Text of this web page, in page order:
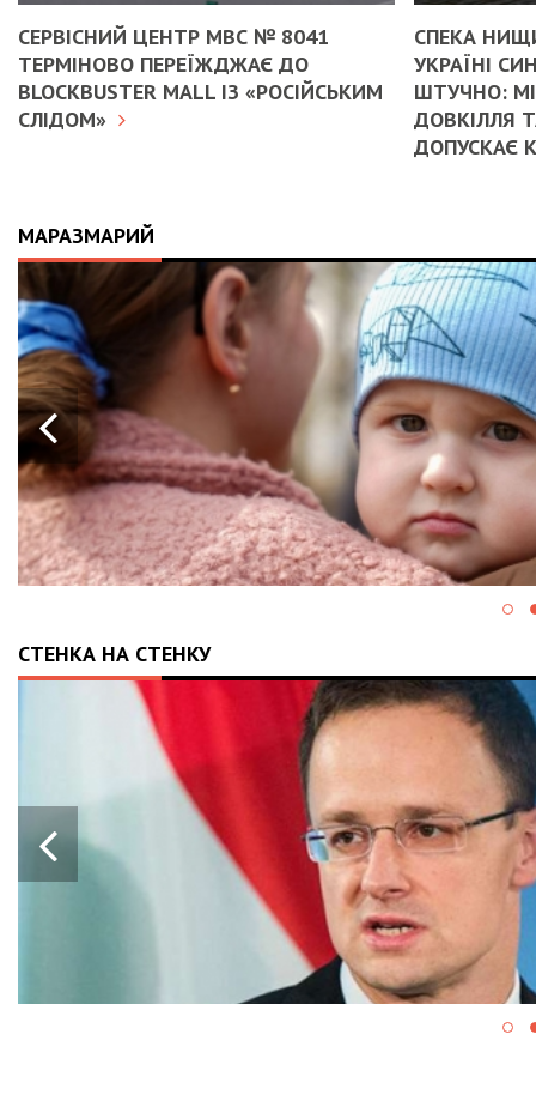
СЕРВІСНИЙ ЦЕНТР МВС № 8041
ТЕРМІНОВО ПЕРЕЇЖДЖАЄ ДО
BLOCKBUSTER MALL ІЗ «РОСІЙСЬКИМ
СЛІДОМ»
СПЕКА
УКРАЇНІ
ШТУЧНО:
ДОВКІЛЛЯ
ДОПУСКАЄ
МАРАЗМАРИЙ
21.04.2026 14:01
ІСТОРІЯ, ЯКА СКОЛИХНУЛА
10-МІСЯЧНИЙ МАРК ОТРИМАВ
АПАРАТ ШВЛ ВІД ФОНДУ
ВАЛЕРІЯ ДУБІЛЯ
СТЕНКА НА СТЕНКУ
28.05.2024 13:43
ПРОРАШИСТСКАЯ
БЛОКИРУЕТ КРУПНЫЙ
ВОЕННОЙ ПОМОЩИ ЕС
УКРАИНЫ